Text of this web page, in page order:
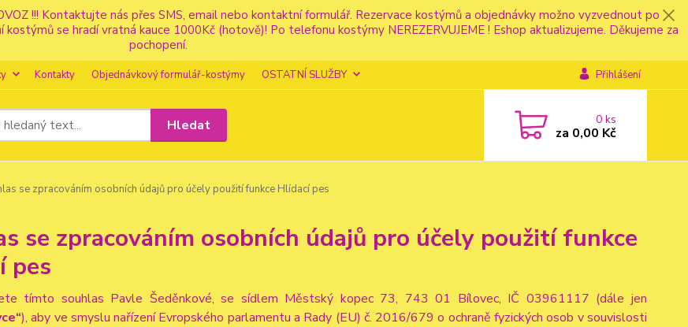
!!! Kontaktujte nás přes SMS, email nebo kontaktní formulář. Rezervace kostýmů a objednávky možno vyzvednout po
se hradí vratná kauce 1000Kč (hotově)! Po telefonu kostýmy NEREZERVUJEME ! Eshop aktualizujeme. Děkujeme za
pochopení.
Kontakty Objednávkový formulář-kostýmy OSTATNÍ SLUŽBY Přihlášení
Hledat 0ks
za 0,00 Kč
se zpracováním osobních údajů pro účely použití funkce Hlídací pes
se zpracováním osobních údajů pro účely použití funkce
pes
tímto souhlas Pavle Šeděnkové, se sídlem Městský kopec 73, 743 01 Bílovec, IČ 03961117 (dále jen
), aby ve smyslu nařízení Evropského parlamentu a Rady (EU) č. 2016/679 o ochraně fyzických osob v souvislosti